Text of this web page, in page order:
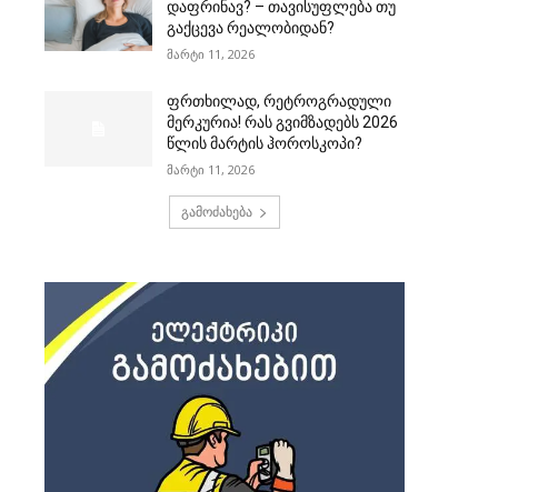
დაფრინავ? – თავისუფლება თუ
გაქცევა რეალობიდან?
მარტი 11, 2026
ფრთხილად, რეტროგრადული
მერკურია! რას გვიმზადებს 2026
წლის მარტის ჰოროსკოპი?
მარტი 11, 2026
გამოძახება